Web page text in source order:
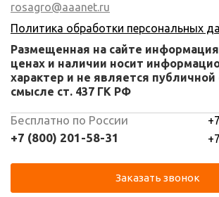
rosagro@aaanet.ru
Политика обработки персональных
Размещенная на сайте
ценах и наличии носит
характер и не является
смысле ст. 437 ГК РФ
Бесплатно по России
+7 (800) 201-58-31
Заказать звонок